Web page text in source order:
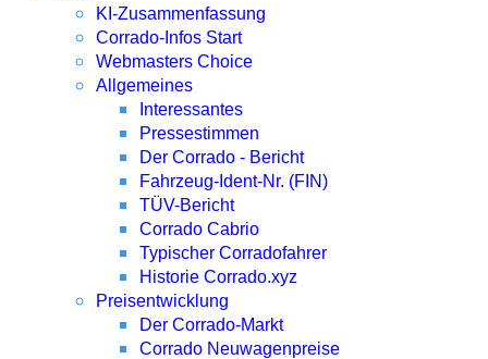
KI-Zusammenfassung
Corrado-Infos Start
Webmasters Choice
Allgemeines
Interessantes
Pressestimmen
Der Corrado - Bericht
Fahrzeug-Ident-Nr. (FIN)
TÜV-Bericht
Corrado Cabrio
Typischer Corradofahrer
Historie Corrado.xyz
Preisentwicklung
Der Corrado-Markt
Corrado Neuwagenpreise